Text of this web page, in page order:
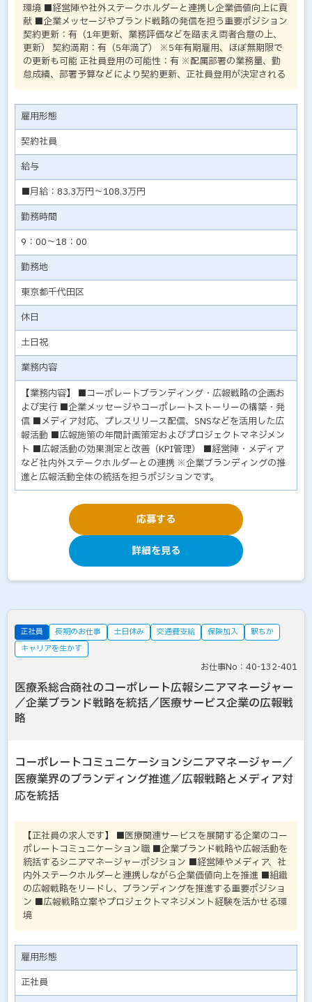
環境 ■経営陣や社外ステークホルダーと連携し企業価値向上に貢
献 ■企業メッセージやブランド戦略の発信を担う重要ポジション
契約更新：有（1年更新、業務評価などを踏まえ両者合意の上、
更新） 契約満期：有（5年満了） ※5年有期雇用、ほぼ無期限で
の更新も可能 正社員登用の可能性：有 ※配属部署の業務量、勤
怠成績、部署予算などにより契約更新、正社員登用が決定される
雇用形態
契約社員
給与
■月給：83.3万円～108.3万円
勤務時間
9：00～18：00
勤務地
東京都千代田区
休日
土日祝
業務内容
【業務内容】 ■コーポレートブランディング・広報戦略の企画お
よび実行 ■企業メッセージやコーポレートストーリーの構築・発
信 ■メディア対応、プレスリリース配信、SNSなどを活用した広
報活動 ■広報施策の年間計画策定およびプロジェクトマネジメン
ト ■広報活動の効果測定と改善（KPI管理） ■経営陣・メディア
など社内外ステークホルダーとの連携 ※企業ブランディングの推
進と広報活動全体の統括を担うポジションです。
応募する
詳細を見る
正社員 長期のお仕事 土日休み 交通費支給 保険加入
駅ちか
キャリアを生かす
お仕事No：40-132-401
医療系総合商社のコーポレート広報シニアマネージャー
／企業ブランド戦略を統括／医療サービス企業の広報戦
略
コーポレートコミュニケーションシニアマネージャー／
医療業界のブランディング推進／広報戦略とメディア対
応を統括
【正社員の求人です】 ■医療関連サービスを展開する企業のコー
ポレートコミュニケーション職 ■企業ブランド戦略や広報活動を
統括するシニアマネージャーポジション ■経営陣やメディア、社
内外ステークホルダーと連携しながら企業価値向上を推進 ■組織
の広報戦略をリードし、ブランディングを推進する重要ポジショ
ン ■広報戦略立案やプロジェクトマネジメント経験を活かせる環
境
雇用形態
正社員